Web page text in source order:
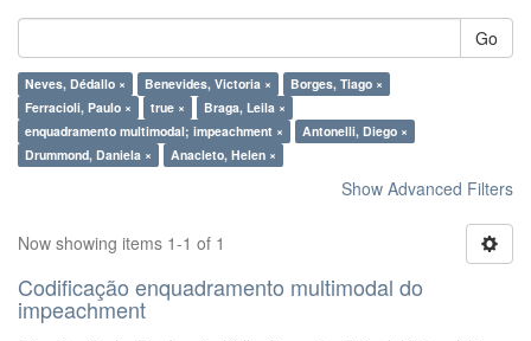
Go
Neves, Dédallo × Benevides, Victoria ×
Borges, Tiago ×
Ferracioli, Paulo ×
true ×
Braga, Leila ×
enquadramento multimodal; impeachment ×
Antonelli, Diego ×
Drummond, Daniela ×
Anacleto, Helen ×
Show Advanced Filters
Now showing items 1-1 of 1
Codificação enquadramento multimodal do
impeachment